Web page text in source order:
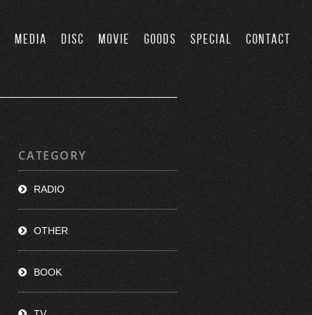
MEDIA DISC MOVIE GOODS SPECIAL CONTACT
CATEGORY
RADIO
OTHER
BOOK